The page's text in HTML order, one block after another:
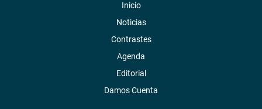
Inicio
Noticias
Contrastes
Agenda
Editorial
Damos Cuenta